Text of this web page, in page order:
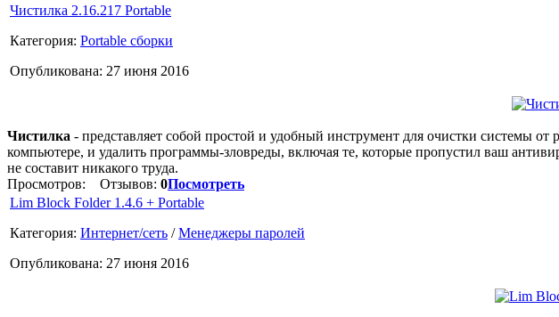
Чистилка 2.16.217 Portable
Категория: Portable сборки
Опубликована: 27 июня 2016
Чистилка - представляет собой простой и удобный инструмент для очистки системы
компьютере, и удалить программы-зловреды, включая те, которые пропустил ваш
не составит никакого труда.
Просмотров:
Отзывов: 0Посмотреть
Lim Block Folder 1.4.6 + Portable
Категория: Интернет/сеть /Менеджеры паролей
Опубликована: 27 июня 2016